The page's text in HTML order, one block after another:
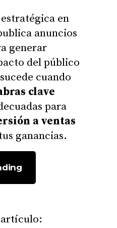
en
anuncios
generar
del público
cuando
clave
para
a ventas
ganancias.